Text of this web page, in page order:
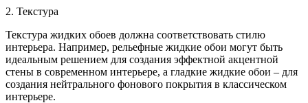
2. Текстура
Текстура жидких обоев должна соответствовать стилю
интерьера. Например, рельефные жидкие обои могут быть
идеальным решением для создания эффектной акцентной
стены в современном интерьере, а гладкие жидкие обои – для
создания нейтрального фонового покрытия в классическом
интерьере.